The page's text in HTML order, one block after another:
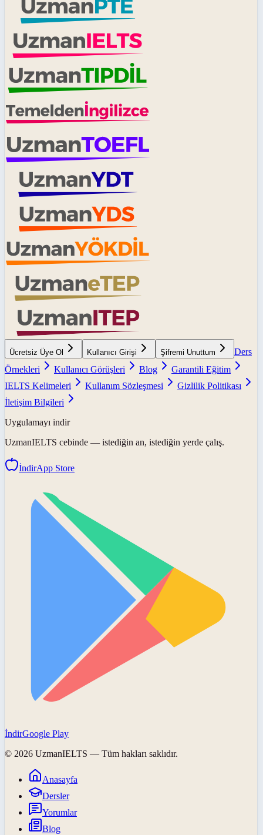
Ücretsiz Üye Ol Kullanıcı Girişi Şifremi Unuttum
Ders
Örnekleri
Kullanıcı Görüşleri Blog
Garantili Eğitim
IELTS Kelimeleri
Kullanım Sözleşmesi
Gizlilik Politikası
İletişim Bilgileri
Uygulamayı indir
UzmanIELTS cebinde — istediğin an, istediğin yerde çalış.
İndirApp Store
İndirGoogle Play
© 2026 UzmanIELTS — Tüm hakları saklıdır.
Anasayfa
Dersler
Yorumlar
Blog